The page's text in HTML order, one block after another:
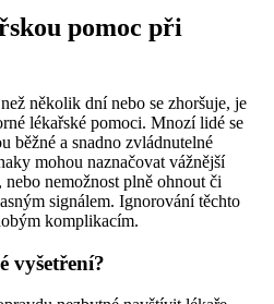
pomoc při
několik dní nebo se zhoršuje, je
lékařské pomoci. Mnozí lidé se
běžné a snadno zvládnutelné
mohou naznačovat vážnější
nemožnost plně ohnout či
signálem. Ignorování těchto
komplikacím.
vyšetření?